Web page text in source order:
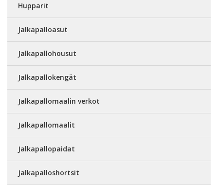
Hupparit
Jalkapalloasut
Jalkapallohousut
Jalkapallokengät
Jalkapallomaalin verkot
Jalkapallomaalit
Jalkapallopaidat
Jalkapalloshortsit